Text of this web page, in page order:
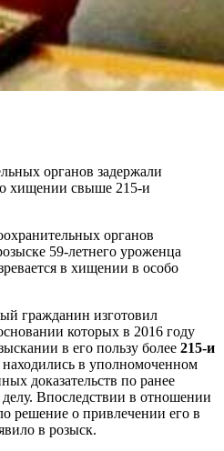
органов задержали
о хищении свыше 215-и
органов
59-летнего уроженца
в хищении в особо
гражданин изготовил
которых в 2016 году
в его пользу более 215-и
в уполномоченном
доказательств по ранее
Впоследствии в отношении
решение о привлечении его в
в розыск.